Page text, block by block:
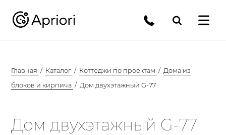
Главная Каталог Коттеджи по проектам
Дома из
блоков и кирпича
Дом двухэтажный G-77
Дом двухэтажный G-77